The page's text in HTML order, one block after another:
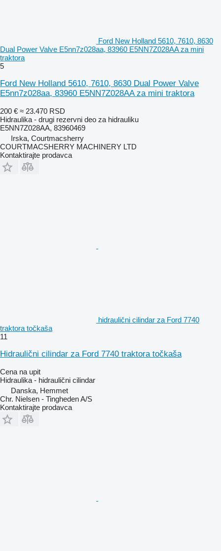
Ford New Holland 5610, 7610, 8630
Dual Power Valve E5nn7z028aa, 83960 E5NN7Z028AA za mini
traktora
5
Ford New Holland 5610, 7610, 8630 Dual Power Valve
E5nn7z028aa, 83960 E5NN7Z028AA za mini traktora
200 € ≈ 23.470 RSD
Hidraulika - drugi rezervni deo za hidrauliku
E5NN7Z028AA, 83960469
Irska, Courtmacsherry
COURTMACSHERRY MACHINERY LTD
Kontaktirajte prodavca
hidraulični cilindar za Ford 7740
traktora točkaša
11
Hidraulični cilindar za Ford 7740 traktora točkaša
Cena na upit
Hidraulika - hidraulični cilindar
Danska, Hemmet
Chr. Nielsen - Tingheden A/S
Kontaktirajte prodavca